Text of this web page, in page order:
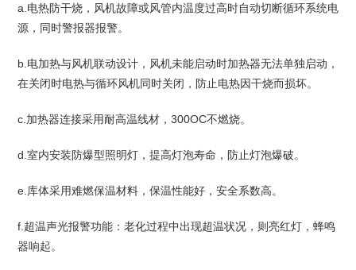
a.电热防干烧，风机故障或风管内温度过高时自动切断循环系统电
源，同时警报器报警。
b.电加热与风机联动设计，风机未能启动时加热器无法单独启动，
在关闭时电热与循环风机同时关闭，防止电热因干烧而损坏。
c.加热器连接采用耐高温线材，300OC不燃烧。
d.室内安装防爆型照明灯，提高灯泡寿命，防止灯泡爆破。
e.库体采用难燃保温材料，保温性能好，安全系数高。
f.超温声光报警功能：老化过程中出现超温状况，则亮红灯，蜂鸣
器响起。